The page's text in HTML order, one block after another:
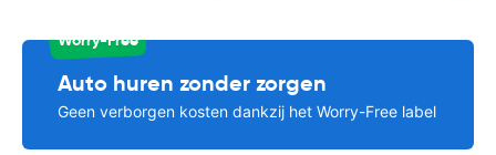
Worry-Free
Auto huren zonder zorgen
Geen verborgen kosten dankzij het Worry-Free label